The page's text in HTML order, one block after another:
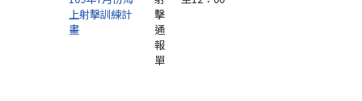
上射擊訓練計
畫
擊
通
報
單